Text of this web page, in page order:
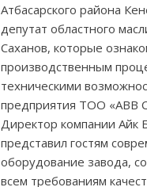
Атбасарского района
депутат областного
Саханов, которые
производственным
техническими
предприятия ТОО «ABB
Директор компании Айк
представил гостям
оборудование завода,
всем требованиям